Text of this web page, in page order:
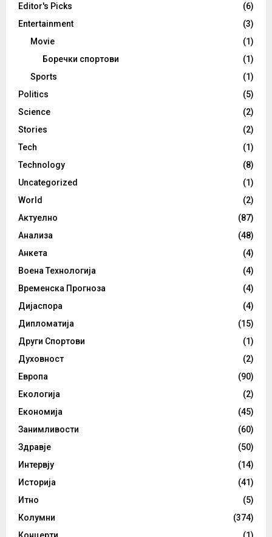
Editor's Picks
(6)
Entertainment
(3)
Movie
(1)
Боречки спортови
(1)
Sports
(1)
Politics
(5)
Science
(2)
Stories
(2)
Tech
(1)
Technology
(8)
Uncategorized
(1)
World
(2)
Актуелно
(87)
Анализа
(48)
Анкета
(4)
Воена Технологија
(4)
Временска Прогноза
(4)
Дијаспора
(4)
Дипломатија
(15)
Други Спортови
(1)
Духовност
(2)
Европа
(90)
Екологија
(2)
Економија
(45)
Занимливости
(60)
Здравје
(50)
Интервју
(14)
Историја
(41)
Итно
(5)
Колумни
(374)